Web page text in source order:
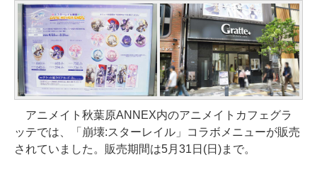
アニメイト秋葉原ANNEX内のアニメイトカフェグラ
ッテでは、「崩壊:スターレイル」コラボメニューが販売
されていました。販売期間は5月31日(日)まで。